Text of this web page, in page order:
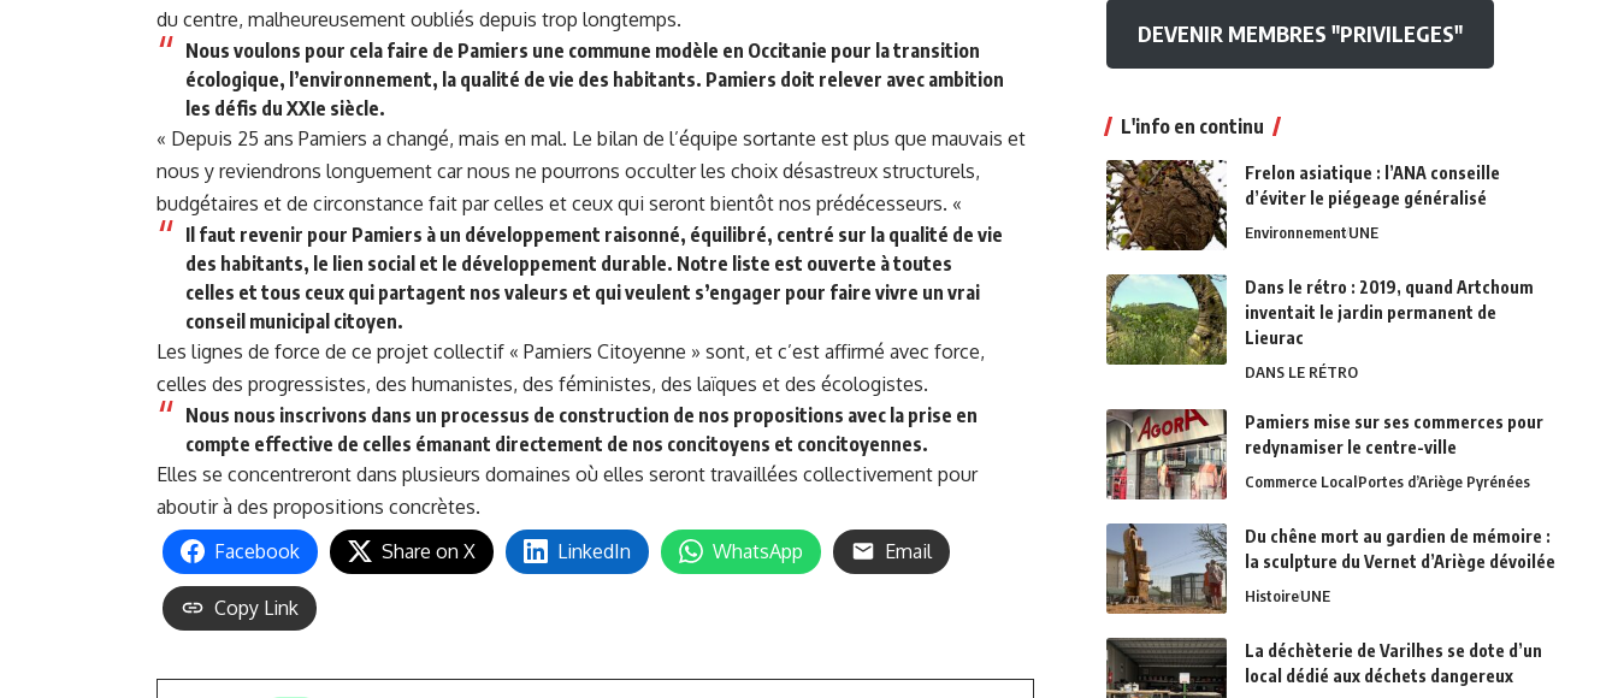
du centre, malheureusement oubliés depuis trop longtemps.
Nous voulons pour cela faire de Pamiers une commune modèle en Occitanie pour la transition
écologique, l’environnement, la qualité de vie des habitants. Pamiers doit relever avec ambition
les défis du XXIe siècle.
« Depuis 25 ans Pamiers a changé, mais en mal. Le bilan de l’équipe sortante est plus que mauvais et
nous y reviendrons longuement car nous ne pourrons occulter les choix désastreux structurels,
budgétaires et de circonstance fait par celles et ceux qui seront bientôt nos prédécesseurs. «
Il faut revenir pour Pamiers à un développement raisonné, équilibré, centré sur la qualité de vie
des habitants, le lien social et le développement durable. Notre liste est ouverte à toutes
celles et tous ceux qui partagent nos valeurs et qui veulent s’engager pour faire vivre un vrai
conseil municipal citoyen.
Les lignes de force de ce projet collectif « Pamiers Citoyenne » sont, et c’est affirmé avec force,
celles des progressistes, des humanistes, des féministes, des laïques et des écologistes.
Nous nous inscrivons dans un processus de construction de nos propositions avec la prise en
compte effective de celles émanant directement de nos concitoyens et concitoyennes.
Elles se concentreront dans plusieurs domaines où elles seront travaillées collectivement pour
aboutir à des propositions concrètes.
Facebook
Share on X LinkedIn WhatsApp Email
Copy Link
DEVENIR MEMBRES "PRIVILEGES"
L'info en continu
Frelon asiatique : l’ANA conseille
d’éviter le piégeage généralisé
EnvironnementUNE
Dans le rétro : 2019, quand Artchoum
inventait le jardin permanent de
Lieurac
DANS LE RÉTRO
Pamiers mise sur ses commerces pour
redynamiser le centre-ville
Commerce LocalPortes d’Ariège Pyrénées
Du chêne mort au gardien de mémoire :
la sculpture du Vernet d’Ariège dévoilée
HistoireUNE
La déchèterie de Varilhes se dote d’un
local dédié aux déchets dangereux